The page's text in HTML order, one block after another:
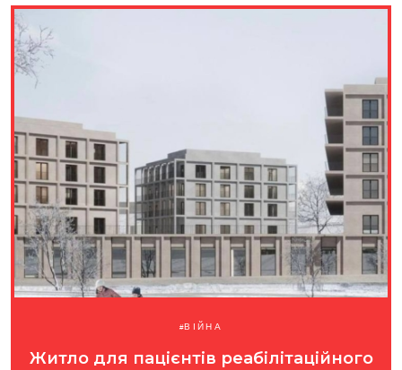
ВІЙНА
Житло для пацієнтів реабілітаційного